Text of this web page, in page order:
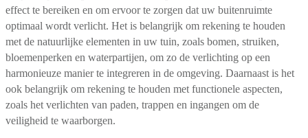
effect te bereiken en om ervoor te zorgen dat uw buitenruimte
optimaal wordt verlicht. Het is belangrijk om rekening te houden
met de natuurlijke elementen in uw tuin, zoals bomen, struiken,
bloemenperken en waterpartijen, om zo de verlichting op een
harmonieuze manier te integreren in de omgeving. Daarnaast is het
ook belangrijk om rekening te houden met functionele aspecten,
zoals het verlichten van paden, trappen en ingangen om de
veiligheid te waarborgen.